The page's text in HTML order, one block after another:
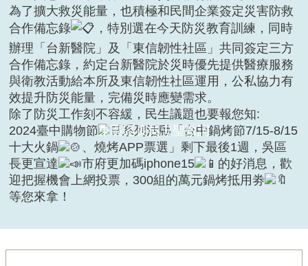
東區區長吳忠聖致詞
為了擴大救災能量，也積極和民間企業簽定災害防救
合作備忘錄
，特別選在今天防災教育訓練，同時
辦理「台新醫院」及「東信韌性社區」共同簽定三方
合作備忘錄，約定台新醫院於災時優先提供醫療服務
與衛教活動給本所及東信韌性社區運用，公私協力有
效提升防災能量，完備災時應變需求。
除了防災工作刻不容緩，民生議題也要報您知:
2024臺中購物節
系列活動「台中鍋烤節7/15-8/15
十大火鍋
、燒烤APP票選」剩下最後1週，吳區
長更宣達
市府更加碼iphone15
的好消息，歡
迎把握機會上網投票，300組的萬元鍋烤抵用劵
等您來拿！